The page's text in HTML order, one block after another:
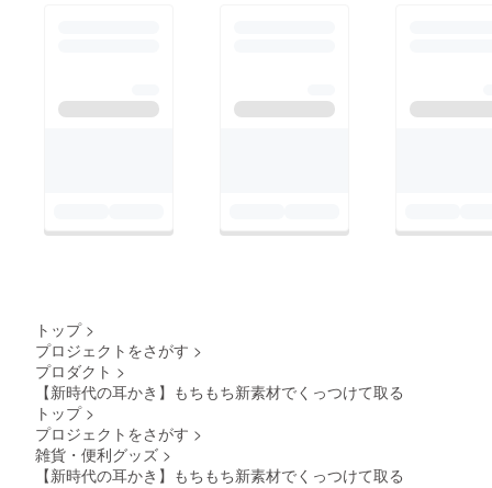
トップ >
プロジェクトをさがす >
プロダクト >
【新時代の耳かき】もちもち新素材でくっつけて取る
トップ >
プロジェクトをさがす >
雑貨・便利グッズ >
【新時代の耳かき】もちもち新素材でくっつけて取る